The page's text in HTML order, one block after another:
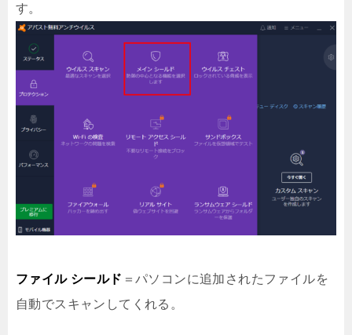
す。
ファイル シールド ＝パソコンに追加されたファイルを
自動でスキャンしてくれる。